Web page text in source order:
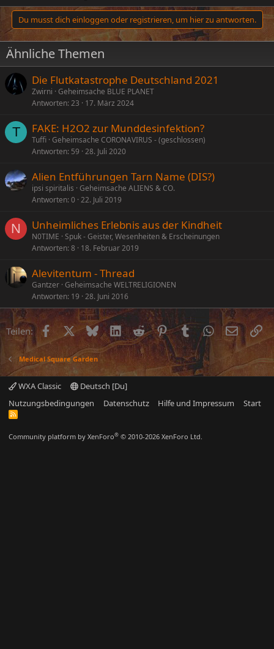
Du musst dich einloggen oder registrieren, um hier zu antworten.
Ähnliche Themen
Die Flutkatastrophe Deutschland 2021
Zwirni
Geheimsache BLUE PLANET
Antworten 23 17. März 2024
T FAKE: H2O2 zur Munddesinfektion?
Tuffi Geheimsache CORONAVIRUS - (geschlossen)
Antworten 59 28. Juli 2020
Alien Entführungen Tarn Name (DIS?)
ipsi spiritalis
Geheimsache ALIENS & CO.
Antworten 0 22. Juli 2019
N Unheimliches Erlebnis aus der Kindheit
N0TIME Spuk - Geister, Wesenheiten & Erscheinungen
Antworten 8 18. Februar 2019
Alevitentum - Thread
Gantzer Geheimsache WELTRELIGIONEN
Antworten 19 28. Juni 2016
Teilen: FacebookX (Twitter)
BlueskyLinkedInRedditPinterest
TumblrWhatsApp
E-Mail
Medical Square Garden
WXA Classic
Deutsch [Du]
Nutzungsbedingungen
Datenschutz Hilfe und Impressum Start
R
Community platform by XenForo® © 2010-2026 XenForo Ltd.